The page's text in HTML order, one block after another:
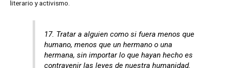
literario y activismo.
17. Tratar a alguien como si fuera menos que
humano, menos que un hermano o una
hermana, sin importar lo que hayan hecho es
contravenir las leyes de nuestra humanidad.